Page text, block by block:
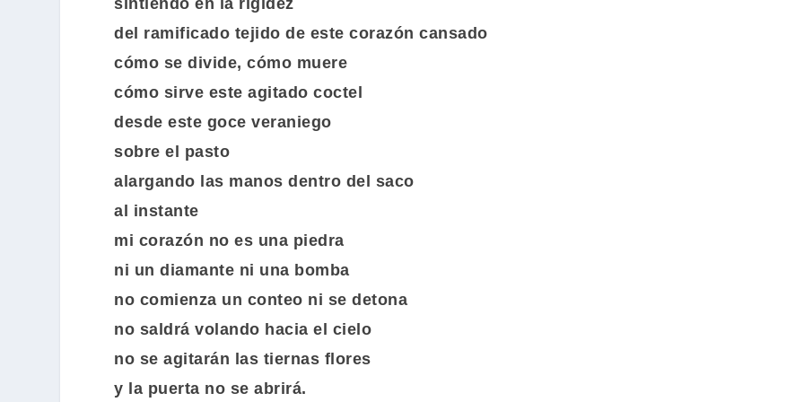
sintiendo en la rigidez
del ramificado tejido de este corazón cansado
cómo se divide, cómo muere
cómo sirve este agitado coctel
desde este goce veraniego
sobre el pasto
alargando las manos dentro del saco
al instante
mi corazón no es una piedra
ni un diamante ni una bomba
no comienza un conteo ni se detona
no saldrá volando hacia el cielo
no se agitarán las tiernas flores
y la puerta no se abrirá.